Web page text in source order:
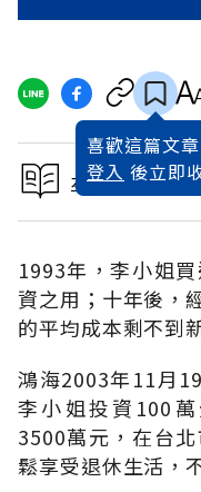
喜歡這篇文
登入 後立即
本文出自2004
1993年，李小姐
資之用；十年後，
的平均成本剩不到
鴻海2003年11月
李小姐投資100
3500萬元，在台
鬆享受退休生活，